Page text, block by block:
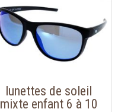
lunettes de soleil
mixte enfant 6 à 10